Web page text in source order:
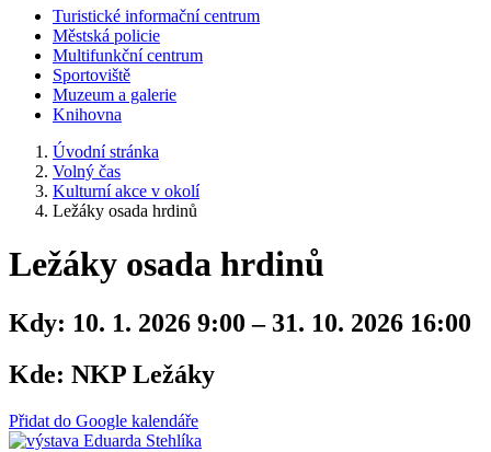
Turistické informační centrum
Městská policie
Multifunkční centrum
Sportoviště
Muzeum a galerie
Knihovna
Úvodní stránka
Volný čas
Kulturní akce v okolí
Ležáky osada hrdinů
Ležáky osada hrdinů
Kdy: 10. 1. 2026 9:00 – 31. 10. 2026 16:00
Kde: NKP Ležáky
Přidat do Google kalendáře